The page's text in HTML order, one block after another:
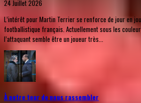
24 Juillet 2026
L’intérêt pour Martin Terrier se renforce de jour en
footballistique français. Actuellement sous les
l’attaquant semble être un joueur très...
À notre tour de nous rassembler